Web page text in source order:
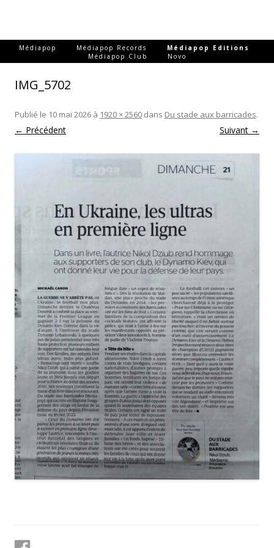
Médiapop Médiapop Records Médiapop Editions
Médiapop Club Novo
IMG_5702
Publié le 10 mai 2026 à 1920 × 2560 dans Du stade aux barricades.
← Précédent Suivant →